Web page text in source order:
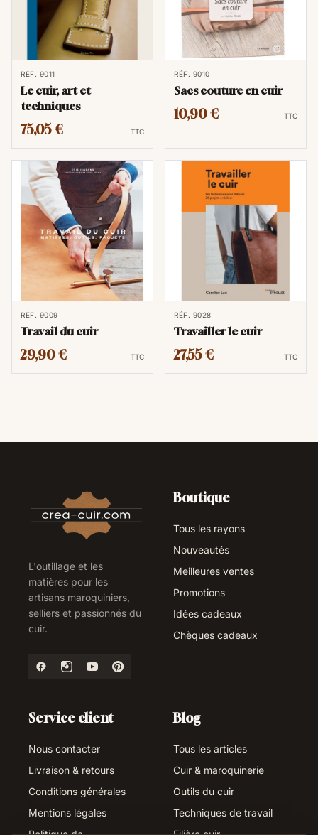
RÉF. 9011
Le cuir, art et
techniques
75,05 € TTC
RÉF. 9010
Sacs couture en cuir
10,90 € TTC
RÉF. 9009
Travail du cuir
29,90 € TTC
RÉF. 9028
Travailler le cuir
27,55 € TTC
L'outillage et les
matières pour les
artisans maroquiniers,
selliers et passionnés du
cuir.
Boutique
Tous les rayons
Nouveautés
Meilleures ventes
Promotions
Idées cadeaux
Chèques cadeaux
Service client
Nous contacter
Livraison & retours
Conditions générales
Mentions légales
Blog
Tous les articles
Cuir & maroquinerie
Outils du cuir
Techniques de travail